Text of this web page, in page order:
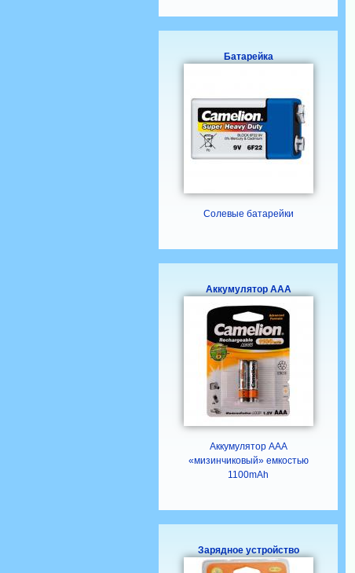
Батарейка
Солевые батарейки
Аккумулятор ААA
Аккумулятор ААА
«мизинчиковый» емкостью
1100mAh
Зарядное устройство